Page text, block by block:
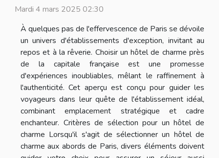
Mardi 4 mars 2025 02:30
À quelques pas de l'effervescence de Paris se dévoile
un univers d'établissements d'exception, invitant au
repos et à la rêverie. Choisir un hôtel de charme près
de la capitale française est une promesse
d'expériences inoubliables, mêlant le raffinement à
l'authenticité. Cet aperçu est conçu pour guider les
voyageurs dans leur quête de l'établissement idéal,
combinant emplacement stratégique et cadre
enchanteur. Critères de sélection pour un hôtel de
charme Lorsqu'il s'agit de sélectionner un hôtel de
charme aux abords de Paris, divers éléments doivent